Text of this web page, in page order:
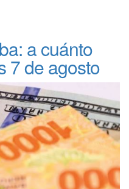
a cuánto
7 de agosto